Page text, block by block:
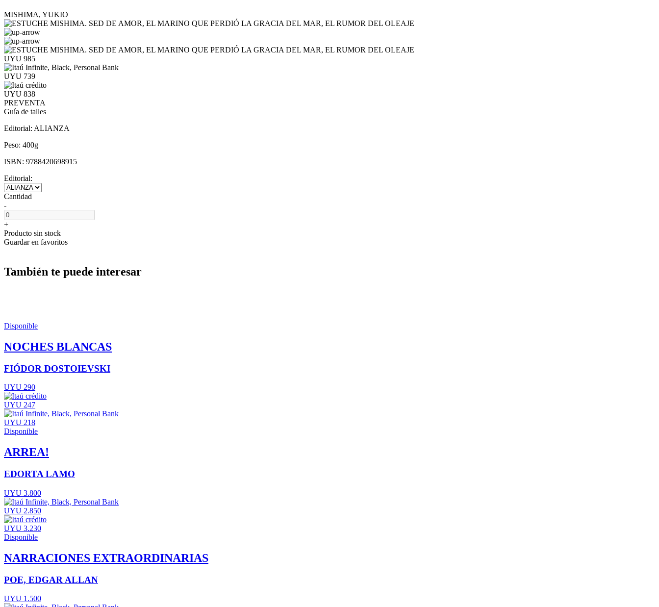
MISHIMA, YUKIO
UYU 985
UYU 739
UYU 838
PREVENTA
Guía de talles
Editorial: ALIANZA
Peso: 400g
ISBN: 9788420698915
Editorial:
Cantidad
-
+
Producto sin stock
Guardar en favoritos
También te puede interesar
Disponible
NOCHES BLANCAS
FIÓDOR DOSTOIEVSKI
UYU 290
UYU 247
UYU 218
Disponible
ARREA!
EDORTA LAMO
UYU 3.800
UYU 2.850
UYU 3.230
Disponible
NARRACIONES EXTRAORDINARIAS
POE, EDGAR ALLAN
UYU 1.500